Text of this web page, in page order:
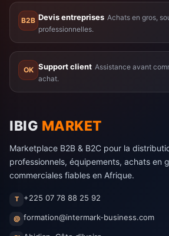
B2B Devis entreprises Achats en gros,
professionnelles.
OK Support client Assistance avant
achat.
IBIG MARKET
Marketplace B2B & B2C pour la
professionnels, équipements, achats en
commerciales fiables en Afrique.
T +225 07 78 88 25 92
@ formation@intermark-business.com